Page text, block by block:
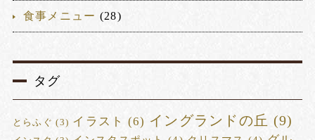
食事メニュー (28)
タグ
とらふぐ (3) イラスト (6) イングランドの丘 (9)